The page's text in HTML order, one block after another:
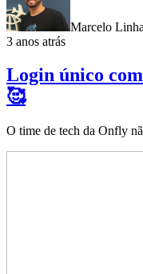
Marcelo
3 anos atrás
Login único
🥰
O time de tech da Onfly